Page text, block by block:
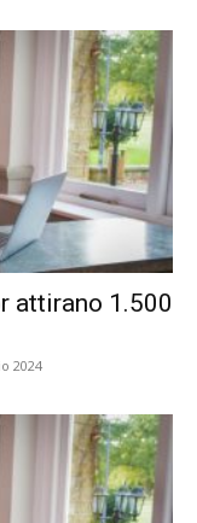
attirano 1.500
2024